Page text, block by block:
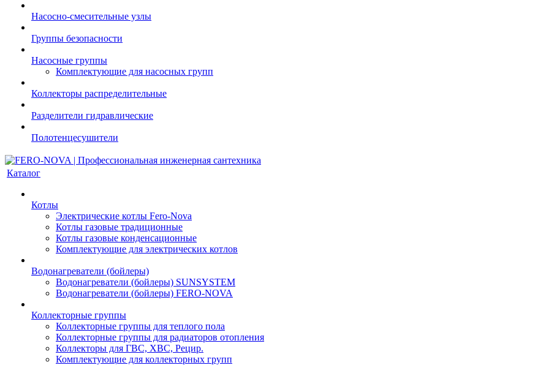
Насосно-смесительные узлы
Группы безопасности
Насосные группы
Комплектующие для насосных групп
Коллекторы распределительные
Разделители гидравлические
Полотенцесушители
Каталог
Котлы
Электрические котлы Fero-Nova
Котлы газовые традиционные
Котлы газовые конденсационные
Комплектующие для электрических котлов
Водонагреватели (бойлеры)
Водонагреватели (бойлеры) SUNSYSTEM
Водонагреватели (бойлеры) FERO-NOVA
Коллекторные группы
Коллекторные группы для теплого пола
Коллекторные группы для радиаторов отопления
Коллекторы для ГВС, ХВС, Рецир.
Комплектующие для коллекторных групп